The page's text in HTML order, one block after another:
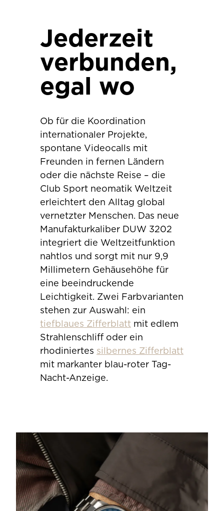
Jederzeit
verbunden,
egal wo
Ob für die Koordination
internationaler Projekte,
spontane Videocalls mit
Freunden in fernen Ländern
oder die nächste Reise – die
Club Sport neomatik Weltzeit
erleichtert den Alltag global
vernetzter Menschen. Das neue
Manufakturkaliber DUW 3202
integriert die Weltzeitfunktion
nahtlos und sorgt mit nur 9,9
Millimetern Gehäusehöhe für
eine beeindruckende
Leichtigkeit. Zwei Farbvarianten
stehen zur Auswahl: ein
tiefblaues Zifferblatt mit edlem
Strahlenschliff oder ein
rhodiniertes silbernes Zifferblatt
mit markanter blau-roter Tag-
Nacht-Anzeige.